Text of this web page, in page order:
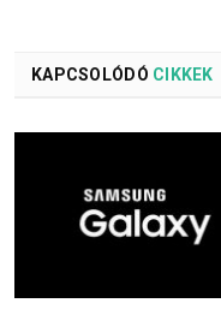
KAPCSOLÓDÓ CIKKEK